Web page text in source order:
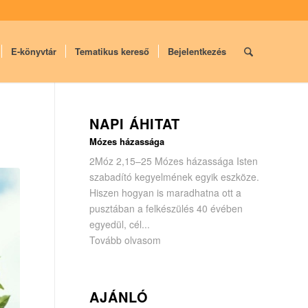
E-könyvtár Tematikus kereső Bejelentkezés
NAPI ÁHITAT
Mózes házassága
2Móz 2,15–25 Mózes házassága Isten
szabadító kegyelmének egyik eszköze.
Hiszen hogyan is maradhatna ott a
pusztában a felkészülés 40 évében
egyedül, cél...
Tovább olvasom
AJÁNLÓ